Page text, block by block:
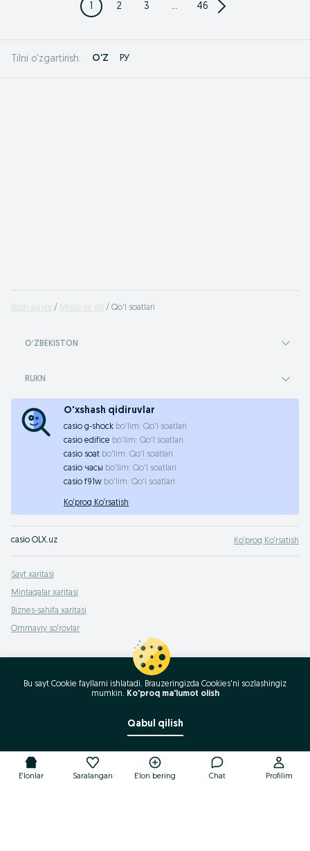
1 2 3 ... 46
Tilni o'zgartirish: O'Z РУ
Bosh sahifa Moda va stil Qo'l soatlari
OʻZBEKISTON
RUKN
O'xshash qidiruvlar
casio g-shock bo'lim: Qo'l soatlari
casio edifice bo'lim: Qo'l soatlari
casio soat bo'lim: Qo'l soatlari
casio часы bo'lim: Qo'l soatlari
casio f91w bo'lim: Qo'l soatlari
Ko‘proq Ko‘rsatish
casio OLX.uz Ko‘proq Ko‘rsatish
Sayt xaritasi
Mintaqalar xaritasi
Biznes-sahifa xaritasi
Ommaviy so‘rovlar
E'lonlar Saralangan E'lon bering Chat Profilim
Bu sayt Cookie fayllarni ishlatadi. Brauzeringizda Cookies'ni sozlashingiz
mumkin. Ko'proq ma'lumot olish
Qabul qilish